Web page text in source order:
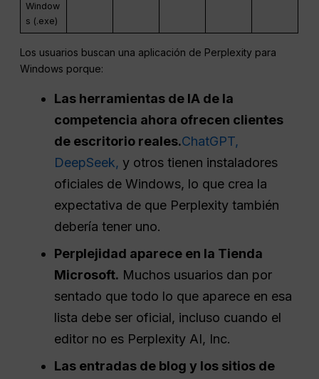
Window
s (.exe)
Los usuarios buscan una aplicación de Perplexity para
Windows porque:
Las herramientas de IA de la
competencia ahora ofrecen clientes
de escritorio reales.ChatGPT,
DeepSeek,y otros tienen instaladores
oficiales de Windows, lo que crea la
expectativa de que Perplexity también
debería tener uno.
Perplejidad aparece en la Tienda
Microsoft. Muchos usuarios dan por
sentado que todo lo que aparece en esa
lista debe ser oficial, incluso cuando el
editor no es Perplexity AI, Inc.
Las entradas de blog y los sitios de